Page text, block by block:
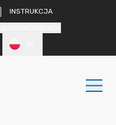
INSTRUKCJA